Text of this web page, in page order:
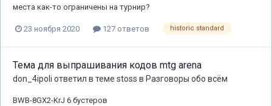
места как-то ограничены на турнир?
23 ноября 2020 127 ответов historic standard
Тема для выпрашивания кодов mtg arena
don_4ipoli ответил в теме stoss в Разговоры обо всём
BWB-8GX2-KrJ 6 бустеров